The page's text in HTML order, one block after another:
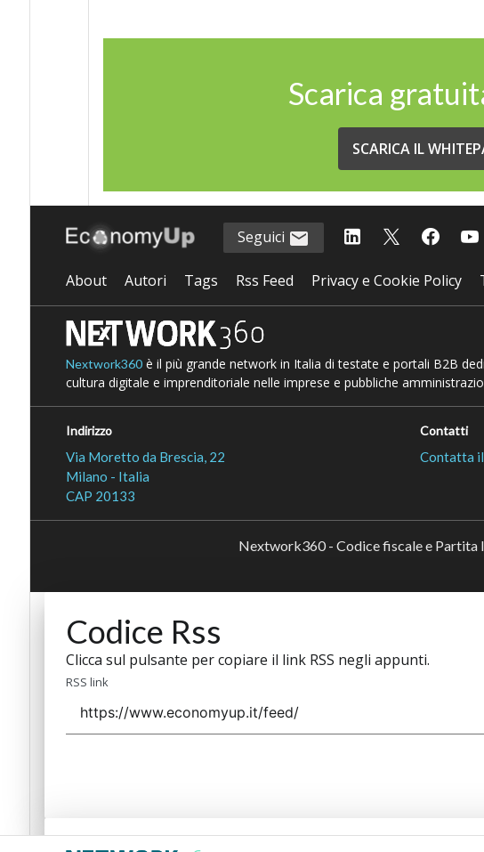
Scarica
SCARICA IL
Seguici
About Autori Tags Rss Feed Privacy e Cookie Policy
Nextwork360è il più grande network in Italia di testate e portali B2B
cultura digitale e imprenditoriale nelle imprese e pubbliche
Indirizzo
Via Moretto da Brescia, 22
Milano - Italia
CAP 20133
Contatti
Contatta
Nextwork360 - Codice fiscale e Partita
Codice Rss
Clicca sul pulsante per copiare il link RSS negli appunti.
RSS link